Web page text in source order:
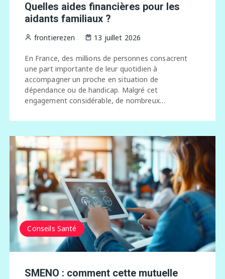
Quelles aides financières pour les
aidants familiaux ?
frontierezen 13 juillet 2026
En France, des millions de personnes consacrent
une part importante de leur quotidien à
accompagner un proche en situation de
dépendance ou de handicap. Malgré cet
engagement considérable, de nombreux…
Conseils Santé
SMENO : comment cette mutuelle